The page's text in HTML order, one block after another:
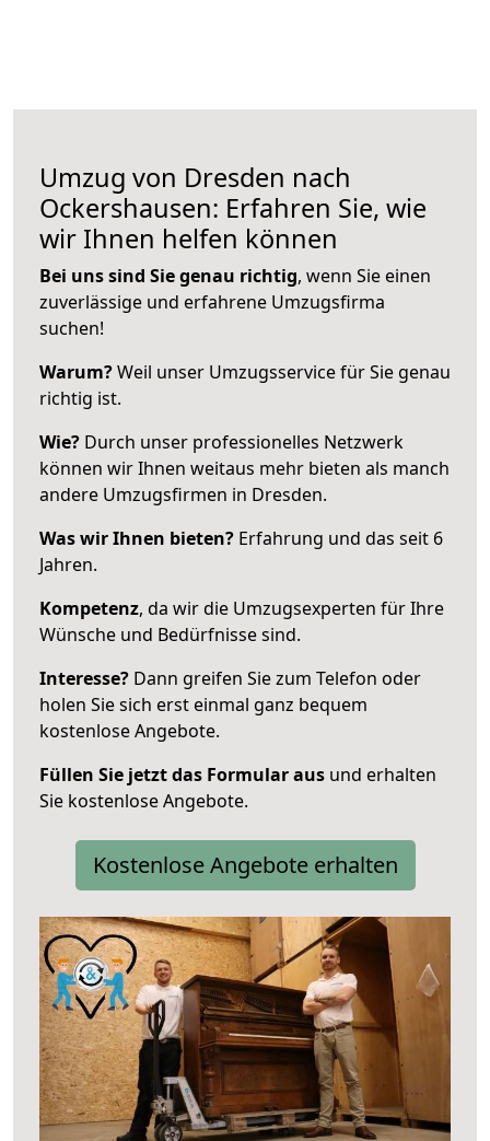
Umzug von Dresden nach
Ockershausen: Erfahren Sie, wie
wir Ihnen helfen können
Bei uns sind Sie genau richtig, wenn Sie einen
zuverlässige und erfahrene Umzugsfirma
suchen!
Warum?Weil unser Umzugsservice für Sie genau
richtig ist.
Wie? Durch unser professionelles Netzwerk
können wir Ihnen weitaus mehr bieten als manch
andere Umzugsfirmen in Dresden.
Was wir Ihnen bieten? Erfahrung und das seit 6
Jahren.
Kompetenz, da wir die Umzugsexperten für Ihre
Wünsche und Bedürfnisse sind.
Interesse? Dann greifen Sie zum Telefon oder
holen Sie sich erst einmal ganz bequem
kostenlose Angebote.
Füllen Sie jetzt das Formular aus und erhalten
Sie kostenlose Angebote.
Kostenlose Angebote erhalten